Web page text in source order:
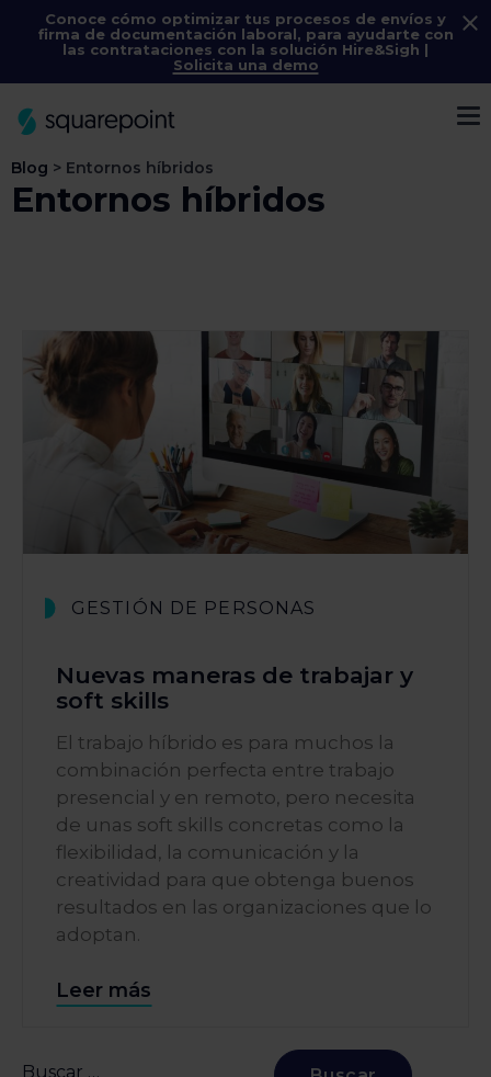
Conoce cómo optimizar tus procesos de envíos y
firma de documentación laboral, para ayudarte con
las contrataciones con la solución Hire&Sigh |
Solicita una demo
Blog > Entornos híbridos
Entornos híbridos
GESTIÓN DE PERSONAS
Nuevas maneras de trabajar y
soft skills
El trabajo híbrido es para muchos la
combinación perfecta entre trabajo
presencial y en remoto, pero necesita
de unas soft skills concretas como la
flexibilidad, la comunicación y la
creatividad para que obtenga buenos
resultados en las organizaciones que lo
adoptan.
Leer más